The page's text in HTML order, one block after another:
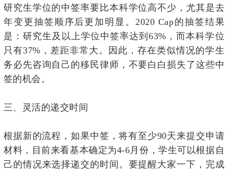
研究生学位的中签率要比本科学位高不少，尤其是去
年变更抽签顺序后更加明显。2020 Cap的抽签结果
是：研究生及以上学位中签率达到63%，而本科学位
只有37%，差距非常大。因此，存在类似情况的学生
务必先咨询自己的移民律师，不要白白损失了这些中
签的机会。
三、 灵活的递交时间
根据新的流程，如果中签，将有至少90天来提交申请
材料，目前来看基本确定为4-6月份，学生可以根据自
己的情况来选择递交的时间。要提醒大家一下，完成